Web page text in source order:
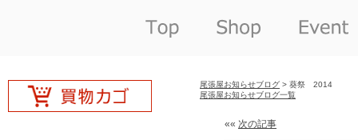
尾張屋お知らせブログ > 葵祭 2014
尾張屋お知らせブログ一覧
«« 次の記事